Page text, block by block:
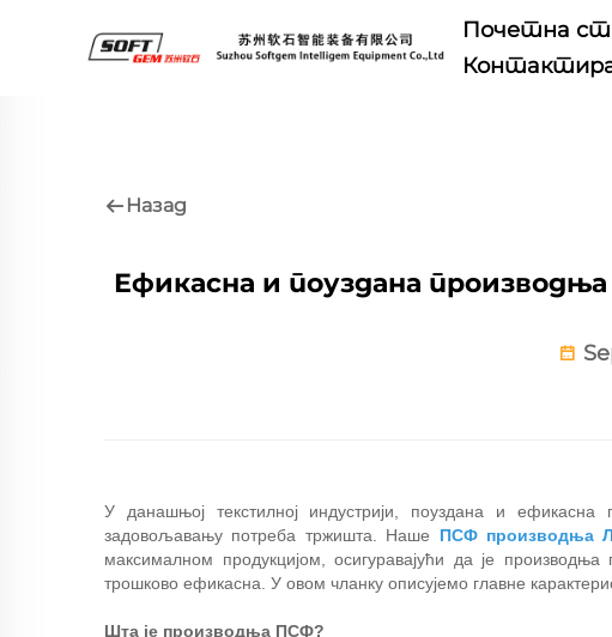
Почетна
Назад
Ефикасна и поуздана
У данашњој текстилној индустрији, поуздана и
задовољавању потреба тржишта. Наше ПСФ производња
максималном продукцијом, осигуравајући да је
трошково ефикасна. У овом чланку описујемо главне
Шта је производња ПСФ?